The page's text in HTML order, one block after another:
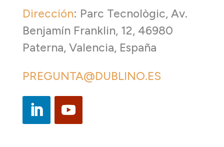
Dirección: Parc Tecnològic, Av.
Benjamín Franklin, 12, 46980
Paterna, Valencia, España
PREGUNTA@DUBLINO.ES